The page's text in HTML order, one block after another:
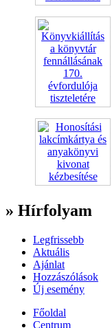
» Hírfolyam
Legfrissebb
Aktuális
Ajánlat
Hozzászólások
Új esemény
Főoldal
Centrum